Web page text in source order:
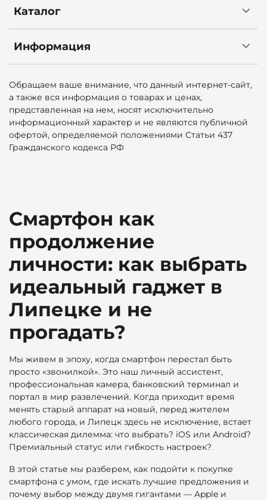
Каталог
Информация
Обращаем ваше внимание, что данный интернет-сайт,
а также вся информация о товарах и ценах,
представленная на нем, носят исключительно
информационный характер и не являются публичной
офертой, определяемой положениями Статьи 437
Гражданского кодекса РФ
Смартфон как
продолжение
личности: как выбрать
идеальный гаджет в
Липецке и не
прогадать?
Мы живем в эпоху, когда смартфон перестал быть
просто «звонилкой». Это наш личный ассистент,
профессиональная камера, банковский терминал и
портал в мир развлечений. Когда приходит время
менять старый аппарат на новый, перед жителем
любого города, и Липецк здесь не исключение, встает
классическая дилемма: что выбрать? iOS или Android?
Премиальный статус или гибкость настроек?
В этой статье мы разберем, как подойти к покупке
смартфона с умом, где искать лучшие предложения и
почему выбор между двумя гигантами — Apple и